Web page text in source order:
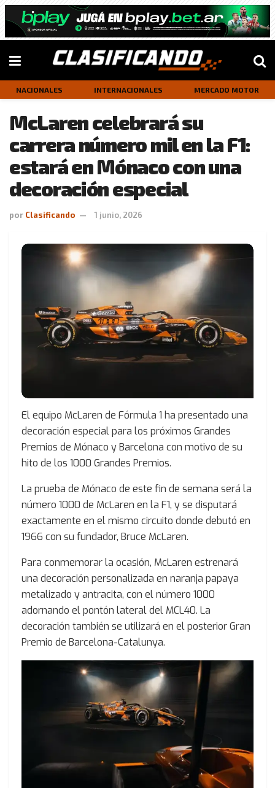
NACIONALES INTERNACIONALES MERCADO MOTOR
McLaren celebrará su
carrera número mil en la F1:
estará en Mónaco con una
decoración especial
por Clasificando 1 junio, 2026
El equipo McLaren de Fórmula 1 ha presentado una
decoración especial para los próximos Grandes
Premios de Mónaco y Barcelona con motivo de su
hito de los 1000 Grandes Premios.
La prueba de Mónaco de este fin de semana será la
número 1000 de McLaren en la F1, y se disputará
exactamente en el mismo circuito donde debutó en
1966 con su fundador, Bruce McLaren.
Para conmemorar la ocasión, McLaren estrenará
una decoración personalizada en naranja papaya
metalizado y antracita, con el número 1000
adornando el pontón lateral del MCL40. La
decoración también se utilizará en el posterior Gran
Premio de Barcelona-Catalunya.